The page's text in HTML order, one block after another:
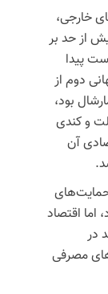
خارجی،
از حد بر
پیدا
دوم از
بود،
و کندی
آن
اما اقتصاد
در
مصرفی